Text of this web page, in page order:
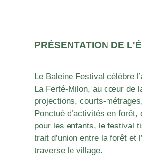
PRÉSENTATION DE
Le Baleine Festival célèbre
La Ferté-Milon, au cœur de
projections, courts-
Ponctué d’activités en forêt,
pour les enfants, le festival
trait d’union entre la forêt et
traverse le village.